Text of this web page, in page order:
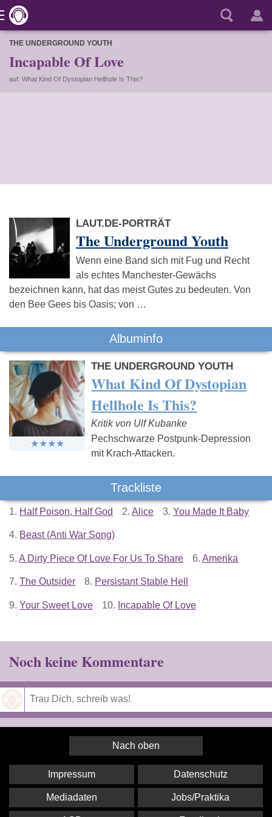
THE UNDERGROUND YOUTH
Incapable Of Love
auf: What Kind Of Dystopian Hellhole Is This?
LAUT.DE-PORTRÄT
The Underground Youth
Wenn eine Band sich mit Fug und Recht
als echtes Manchester-Gewächs
bezeichnen kann, hat das meist Gutes zu bedeuten. Von
den Bee Gees bis Oasis; von …
Albuminfo
THE UNDERGROUND YOUTH
What Kind Of Dystopian
Hellhole Is This?
Kritik von Ulf Kubanke
Pechschwarze Postpunk-Depression
mit Krach-Attacken.
Trackliste
1. Half Poison, Half God 2. Alice 3. You Made It Baby
4. Beast (Anti War Song)
5. A Dirty Piece Of Love For Us To Share 6. Amerika
7. The Outsider 8. Persistant Stable Hell
9. Your Sweet Love 10. Incapable Of Love
Noch keine Kommentare
Nach oben
Impressum Datenschutz
Mediadaten Jobs/Praktika